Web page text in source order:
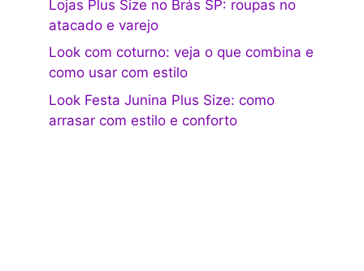
Lojas Plus Size no Brás SP: roupas no
atacado e varejo
Look com coturno: veja o que combina e
como usar com estilo
Look Festa Junina Plus Size: como
arrasar com estilo e conforto